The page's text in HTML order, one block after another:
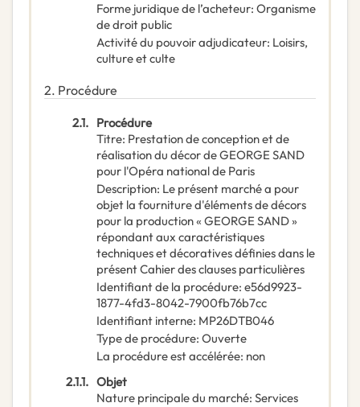
Forme juridique de l’acheteur: Organisme
de droit public
Activité du pouvoir adjudicateur: Loisirs,
culture et culte
2. Procédure
2.1. Procédure
Titre: Prestation de conception et de
réalisation du décor de GEORGE SAND
pour l'Opéra national de Paris
Description: Le présent marché a pour
objet la fourniture d'éléments de décors
pour la production « GEORGE SAND »
répondant aux caractéristiques
techniques et décoratives définies dans le
présent Cahier des clauses particulières
Identifiant de la procédure: e56d9923-
1877-4fd3-8042-7900fb76b7cc
Identifiant interne: MP26DTB046
Type de procédure: Ouverte
La procédure est accélérée: non
2.1.1. Objet
Nature principale du marché: Services